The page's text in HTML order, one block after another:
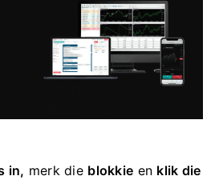
in, merk die blokkie en klik die